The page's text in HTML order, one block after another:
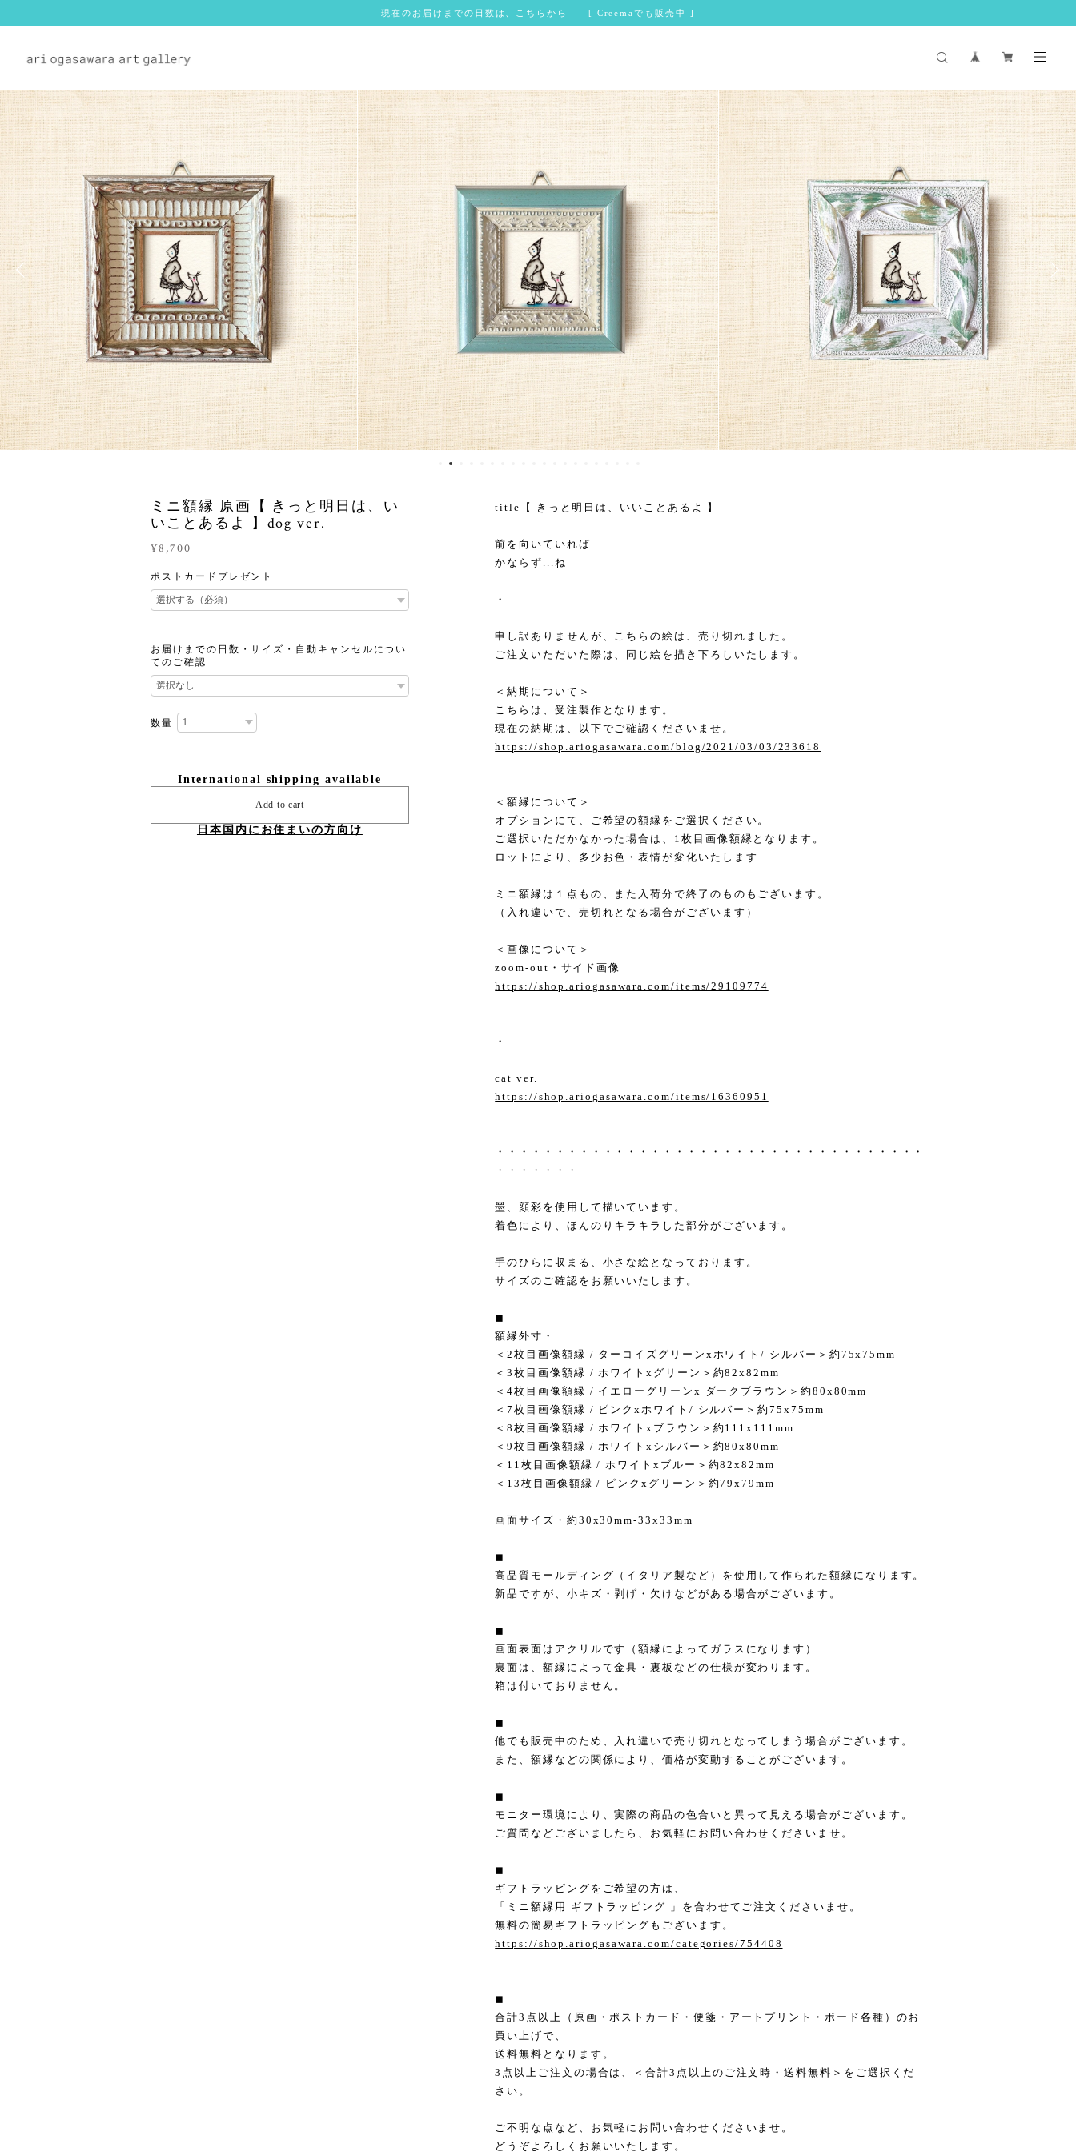
現在のお届けまでの日数は、こちらから [ Creemaでも販売中 ]
ミニ額縁 原画【 きっと明日は、い
いことあるよ 】dog ver.
¥8,700
ポストカードプレゼント
お届けまでの日数・サイズ・自動キャンセルについ
てのご確認
数量
International shipping available
Add to cart
日本国内にお住まいの方向け
title【 きっと明日は、いいことあるよ 】
前を向いていれば
かならず...ね
・
申し訳ありませんが、こちらの絵は、売り切れました。
ご注文いただいた際は、同じ絵を描き下ろしいたします。
＜納期について＞
こちらは、受注製作となります。
現在の納期は、以下でご確認くださいませ。
https://shop.ariogasawara.com/blog/2021/03/03/233618
＜額縁について＞
オプションにて、ご希望の額縁をご選択ください。
ご選択いただかなかった場合は、1枚目画像額縁となります。
ロットにより、多少お色・表情が変化いたします
ミニ額縁は１点もの、また入荷分で終了のものもございます。
（入れ違いで、売切れとなる場合がございます）
＜画像について＞
zoom-out・サイド画像
https://shop.ariogasawara.com/items/29109774
・
cat ver.
https://shop.ariogasawara.com/items/16360951
・・・・・・・・・・・・・・・・・・・・・・・・・・・・・・・・・・・・
・・・・・・・
墨、顔彩を使用して描いています。
着色により、ほんのりキラキラした部分がございます。
手のひらに収まる、小さな絵となっております。
サイズのご確認をお願いいたします。
◼︎
額縁外寸・
＜2枚目画像額縁 / ターコイズグリーンxホワイト/ シルバー＞約75x75mm
＜3枚目画像額縁 / ホワイトxグリーン＞約82x82mm
＜4枚目画像額縁 / イエローグリーンx ダークブラウン＞約80x80mm
＜7枚目画像額縁 / ピンクxホワイト/ シルバー＞約75x75mm
＜8枚目画像額縁 / ホワイトxブラウン＞約111x111mm
＜9枚目画像額縁 / ホワイトxシルバー＞約80x80mm
＜11枚目画像額縁 / ホワイトxブルー＞約82x82mm
＜13枚目画像額縁 / ピンクxグリーン＞約79x79mm
画面サイズ・約30x30mm-33x33mm
◼︎
高品質モールディング（イタリア製など）を使用して作られた額縁になります。
新品ですが、小キズ・剥げ・欠けなどがある場合がございます。
◼︎
画面表面はアクリルです（額縁によってガラスになります）
裏面は、額縁によって金具・裏板などの仕様が変わります。
箱は付いておりません。
◼︎
他でも販売中のため、入れ違いで売り切れとなってしまう場合がございます。
また、額縁などの関係により、価格が変動することがございます。
◼︎
モニター環境により、実際の商品の色合いと異って見える場合がございます。
ご質問などございましたら、お気軽にお問い合わせくださいませ。
◼︎
ギフトラッピングをご希望の方は、
「ミニ額縁用 ギフトラッピング 」を合わせてご注文くださいませ。
無料の簡易ギフトラッピングもございます。
https://shop.ariogasawara.com/categories/754408
◼︎
合計3点以上（原画・ポストカード・便箋・アートプリント・ボード各種）のお
買い上げで、
送料無料となります。
3点以上ご注文の場合は、＜合計3点以上のご注文時・送料無料＞をご選択くだ
さい。
ご不明な点など、お気軽にお問い合わせくださいませ。
どうぞよろしくお願いいたします。